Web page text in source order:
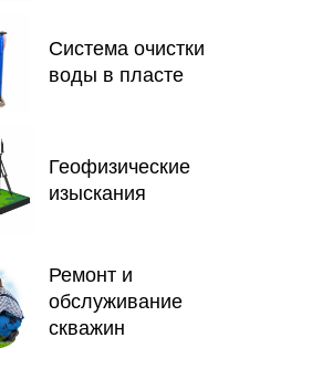
Ремонт и
обслуживание
скважин
Система очистки
воды в пласте
Геофизические
изыскания